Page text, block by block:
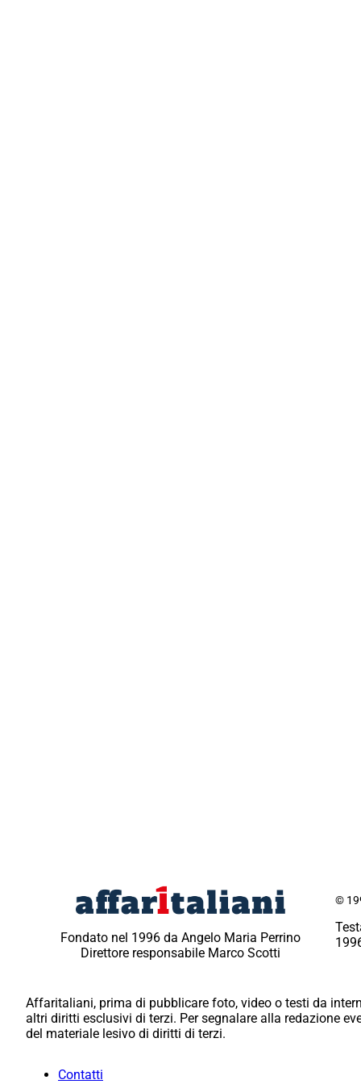
Fondato nel 1996 da Angelo Maria Perrino
Direttore responsabile Marco Scotti
©
Affaritaliani, prima di pubblicare foto, video o testi da
altri diritti esclusivi di terzi. Per segnalare alla redazione
del materiale lesivo di diritti di terzi.
Contatti